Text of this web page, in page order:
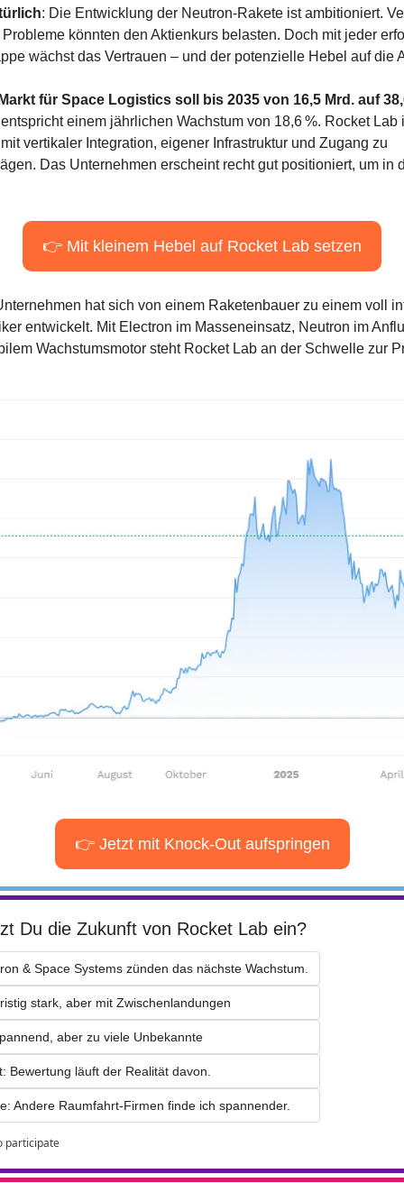
: Die Entwicklung der Neutron-Rakete ist ambitioniert.
könnten den Aktienkurs belasten. Doch mit jeder
wächst das Vertrauen – und der potenzielle Hebel auf die
für Space Logistics soll bis 2035 von 16,5 Mrd. auf
einem jährlichen Wachstum von 18,6 %. Rocket Lab
vertikaler Integration, eigener Infrastruktur und Zugang zu
Das Unternehmen erscheint recht gut positioniert, um in
👉 Mit kleinem Hebel auf Rocket Lab setzen
hat sich von einem Raketenbauer zu einem voll
entwickelt. Mit Electron im Masseneinsatz, Neutron im
Wachstumsmotor steht Rocket Lab an der Schwelle zur
👉 Jetzt mit Knock-Out aufspringen
Du die Zukunft von Rocket Lab ein?
& Space Systems zünden das nächste Wachstum.
stark, aber mit Zwischenlandungen
aber zu viele Unbekannte
Bewertung läuft der Realität davon.
Andere Raumfahrt-Firmen finde ich spannender.
participate